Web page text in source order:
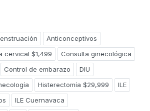
Anticonceptivos
cervical $1,499
Consulta ginecológica
Control de embarazo
DIU
Histerectomía $29,999
ILE
ILE Cuernavaca